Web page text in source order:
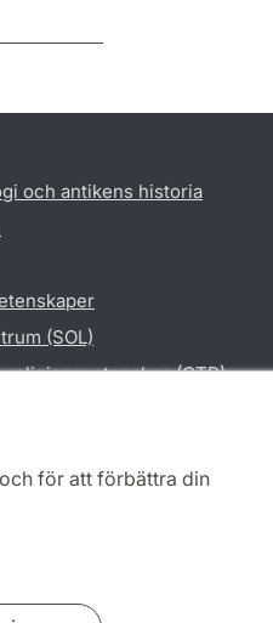
för att förbättra din
och antikens historia
(SOL)
(CTR)